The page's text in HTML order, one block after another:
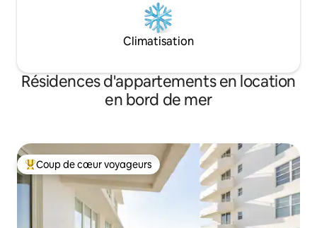
Climatisation
Résidences d'appartements en location
en bord de mer
Coups de cœur voyageurs les plus appréciés
Coup de cœur voyageurs